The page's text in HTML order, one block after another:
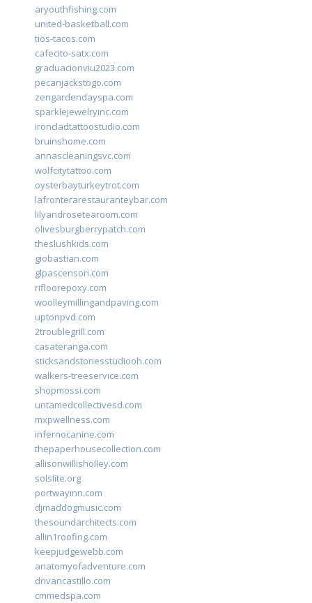
aryouthfishing.com
united-basketball.com
tios-tacos.com
cafecito-satx.com
graduacionviu2023.com
pecanjackstogo.com
zengardendayspa.com
sparklejewelryinc.com
ironcladtattoostudio.com
bruinshome.com
annascleaningsvc.com
wolfcitytattoo.com
oysterbayturkeytrot.com
lafronterarestauranteybar.com
lilyandrosetearoom.com
olivesburgberrypatch.com
theslushkids.com
giobastian.com
glpascensori.com
rifloorepoxy.com
woolleymillingandpaving.com
uptonpvd.com
2troublegrill.com
casateranga.com
sticksandstonesstudiooh.com
walkers-treeservice.com
shopmossi.com
untamedcollectivesd.com
mxpwellness.com
infernocanine.com
thepaperhousecollection.com
allisonwillisholley.com
solslite.org
portwayinn.com
djmaddogmusic.com
thesoundarchitects.com
allin1roofing.com
keepjudgewebb.com
anatomyofadventure.com
drivancastillo.com
cmmedspa.com